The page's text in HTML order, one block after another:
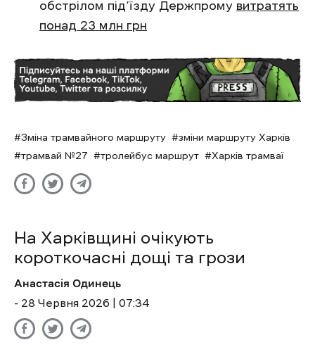
обстрілом під’їзду Держпрому витратять
понад 23 млн грн
Зміна трамвайного маршруту
зміни маршруту Харків
трамвай №27
тролейбус маршрут Харків трамваї
На Харківщині очікують
короткочасні дощі та грози
Анастасія Одинець
- 28 Червня 2026 | 07:34